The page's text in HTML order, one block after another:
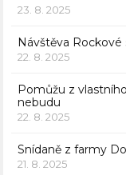
23. 8. 2025
Návštěva
22. 8. 2025
Pomůžu z
nebudu
22. 8. 2025
Snídaně z farmy
21. 8. 2025